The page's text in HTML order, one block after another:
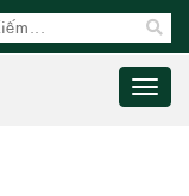
Toggle